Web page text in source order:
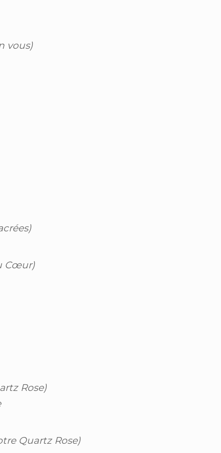
vous)
Cœur)
Rose)
Quartz Rose)